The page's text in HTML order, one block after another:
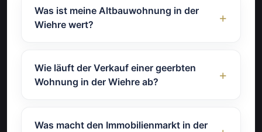
Was ist meine Altbauwohnung in der
Wiehre wert?
Wie läuft der Verkauf einer geerbten
Wohnung in der Wiehre ab?
Was macht den Immobilienmarkt in der